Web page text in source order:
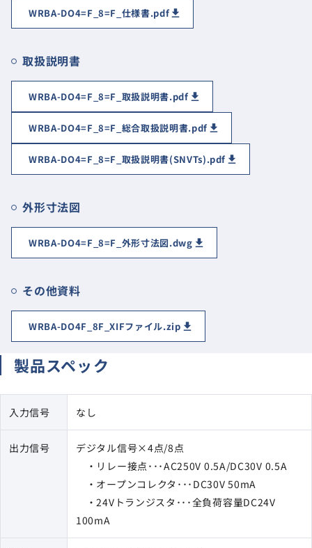
WRBA-DO4=F_8=F_仕様書.pdf
取扱説明書
WRBA-DO4=F_8=F_取扱説明書.pdf
WRBA-DO4=F_8=F_総合取扱説明書.pdf
WRBA-DO4=F_8=F_取扱説明書(SNVTs).pdf
外形寸法図
WRBA-DO4=F_8=F_外形寸法図.dwg
その他資料
WRBA-DO4F_8F_XIFファイル.zip
製品スペック
入力信号 なし
出力信号
デジタル信号×4点/8点
・リレー接点･･･AC250V 0.5A/DC30V 0.5A
・オープンコレクタ･･･DC30V 50mA
・24Vトランジスタ･･･全負荷容量DC24V
100mA